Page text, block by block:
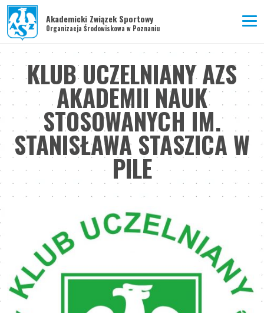
Akademicki Związek Sportowy
Organizacja Środowiskowa w Poznaniu
KLUB UCZELNIANY AZS
AKADEMII NAUK
STOSOWANYCH IM.
STANISŁAWA STASZICA W
PILE